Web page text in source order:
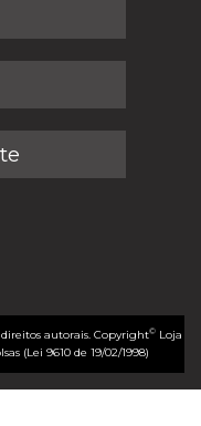
autorais. Copyright©Loja
(Lei 9610 de 19/02/1998)